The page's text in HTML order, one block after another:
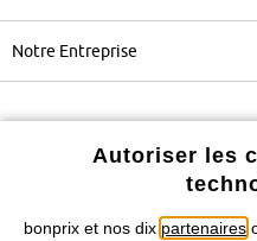
Notre Entreprise
Prix indiqués TVA comprise
Autoriser les
bonprix et nos dix partenaires